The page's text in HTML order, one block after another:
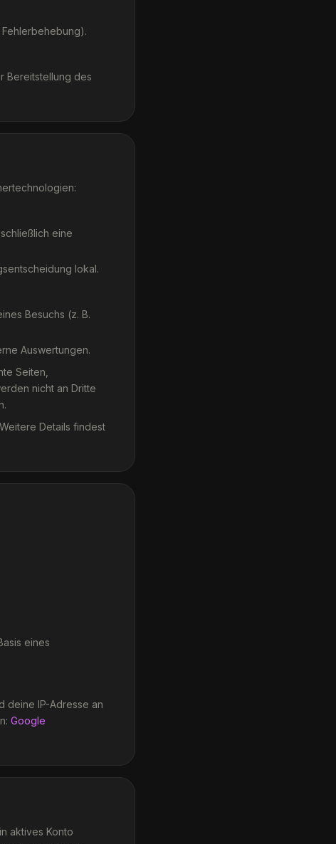
Fehlerbehebung).
Bereitstellung des
eine
lokal.
Besuchs (z. B.
Auswertungen.
Seiten,
nicht an Dritte
Details findest
eines
deine IP-Adresse an
Google
aktives Konto